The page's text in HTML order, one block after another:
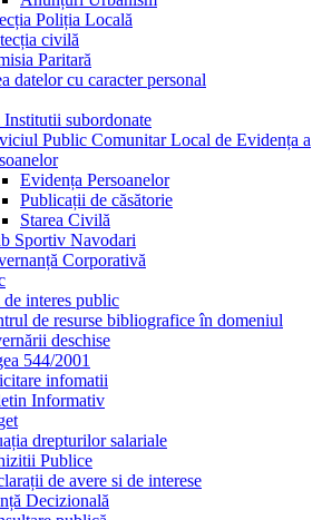
Poliția Locală
civilă
Paritară
datelor cu caracter personal
subordonate
Public Comunitar Local de Evidența a
Evidența Persoanelor
Publicații de căsătorie
Starea Civilă
Sportiv Navodari
Corporativă
interes public
de resurse bibliografice în domeniul
deschise
544/2001
infomatii
Informativ
drepturilor salariale
Publice
de avere si de interese
Decizională